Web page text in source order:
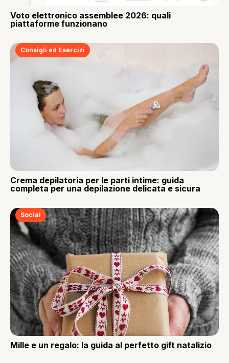
Voto elettronico assemblee 2026: quali
piattaforme funzionano
Consigli ed Esercizi
Crema depilatoria per le parti intime: guida
completa per una depilazione delicata e sicura
Social
Mille e un regalo: la guida al perfetto gift natalizio